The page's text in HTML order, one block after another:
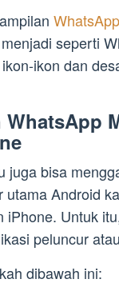
WhatsApp
seperti
ikon dan
WhatsApp
juga bisa
utama Android
iPhone. Untuk
peluncur
dibawah ini: